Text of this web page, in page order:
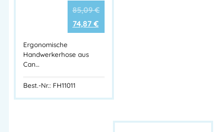
85,09€
74,87 €
Ergonomische
Handwerkerhose aus
Can…
Best.-Nr.: FH11011